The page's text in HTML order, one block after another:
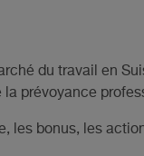
du travail en
prévoyance
bonus, les